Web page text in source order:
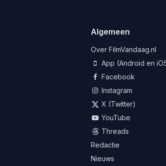
Algemeen
Over FilmVandaag.nl
App (Android en
Facebook
Instagram
X (Twitter)
YouTube
Threads
Redactie
Nieuws